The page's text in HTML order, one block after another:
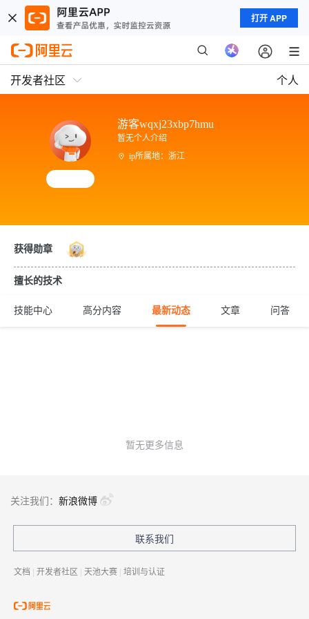
打开 APP
开发者社区 个人
游客wqxj23xbp7hmu
暂无个人介绍
ip所属地：浙江
获得勋章
擅长的技术
技能中心 高分内容 最新动态 文章 问答
暂无更多信息
关注我们： 新浪微博
联系我们
文档 | 开发者社区 | 天池大赛 | 培训与认证